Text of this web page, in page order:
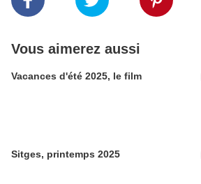
Vous aimerez aussi
Vacances d'été 2025, le film
Sitges, printemps 2025